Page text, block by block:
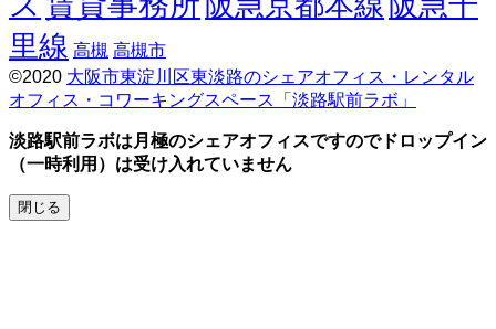
里線 高槻 高槻市
©2020 大阪市東淀川区東淡路のシェアオフィス・レンタル
オフィス・コワーキングスペース「淡路駅前ラボ」
parallax
theme
FameThemes
淡路駅前ラボは月極のシェアオフィスですのでドロップイン
（一時利用）は受け入れていません
閉じる